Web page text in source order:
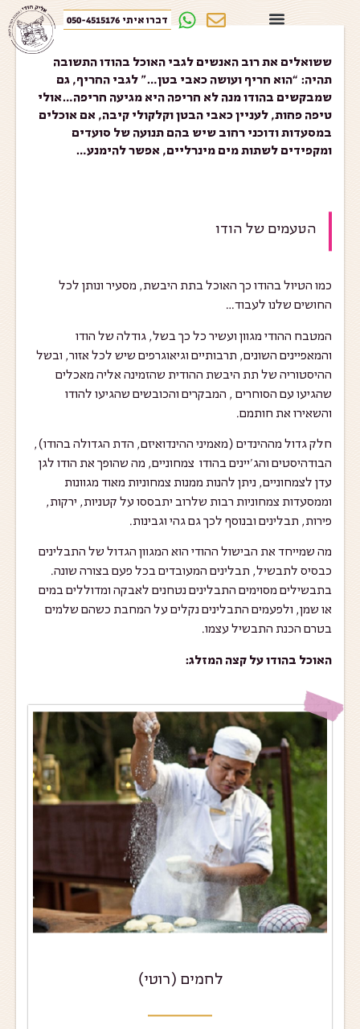
דברו איתי 050-4515176
אוכל
ששואלים את רוב האנשים לגבי האוכל בהודו התשובה
תהיה: “הוא חריף ועושה כאבי בטן…” לגבי החריף, גם
שמבקשים בהודו מנה לא חריפה היא מגיעה חריפה…אולי
טיפה פחות, לעניין כאבי הבטן וקלקולי קיבה, אם אוכלים
במסעדות ודוכני רחוב שיש בהם תנועה של סועדים
ומקפידים לשתות מים מינרליים, אפשר להימנע…
הטעמים של הודו
כמו הטיול בהודו כך האוכל בתת היבשת, מסעיר ונותן לכל
החושים שלנו לעבוד…
המטבח ההודי מגוון ועשיר כל כך בשל, גודלה של הודו
והמאפיינים השונים, תרבותיים וגיאוגרפים שיש לכל אזור, ובשל
ההיסטוריה של תת היבשת ההודית שהזמינה אליה מאכלים
שהגיעו עם הסוחרים , המבקרים והכובשים שהגיעו להודו
והשאירו את חותמם.
חלק גדול מההינדים (מאמיני ההינדואיזם, הדת הגדולה בהודו),
הבודהיסטים והג’יינים בהודו צמחוניים, מה שהופך את הודו לגן
עדן לצמחוניים, ניתן להנות ממנות צמחוניות מאוד מגוונות
וממסעדות צמחוניות רבות שלרוב יתבססו על קטניות, ירקות,
פירות, תבלינים ובנוסף לכך גם גהי וגבינות.
מה שמייחד את הבישול ההודי הוא המגוון הגדול של התבלינים
כבסיס לתבשיל, תבלינים המעובדים בכל פעם בצורה שונה.
בתבשילים מסוימים התבלינים נטחנים לאבקה ומדוללים במים
או שמן, ולפעמים התבלינים נקלים על המחבת כשהם שלמים
בטרם הכנת התבשיל עצמו.
האוכל בהודו על קצה המזלג:
לחמים (רוטי)